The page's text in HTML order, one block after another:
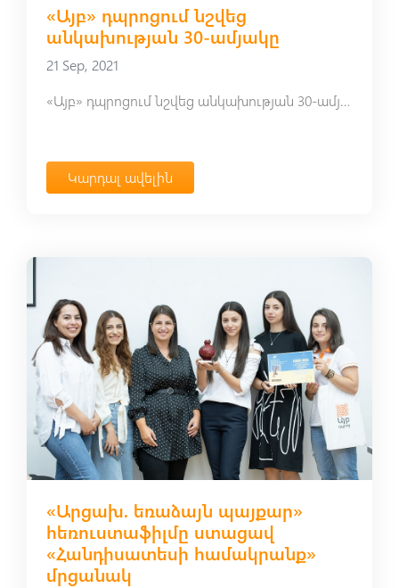
«Այբ» դպրոցում նշվեց
անկախության 30-ամյակը
21 Sep, 2021
«Այբ» դպրոցում նշվեց անկախության 30-ամյակը
Կարդալ ավելին
«Արցախ. եռաձայն պայքար»
հեռուստաֆիլմը ստացավ
«Հանդիսատեսի համակրանք»
մրցանակ